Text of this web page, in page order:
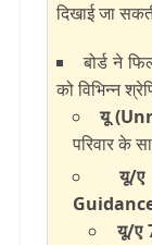
दिखाई जा
बोर्ड ने
को विभिन्न
यू
परिवार के
यू/
यू/ए